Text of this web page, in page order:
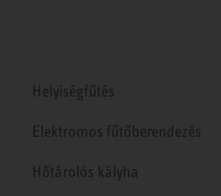
Helyiségfűtés
Elektromos fűtőberendezés
Hőtárolós kályha